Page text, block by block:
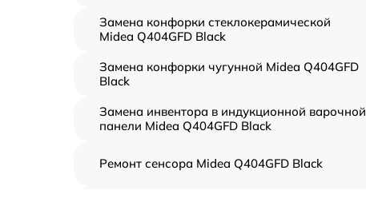
Замена конфорки стеклокерамической
Midea Q404GFD Black
Замена конфорки чугунной Midea Q404GFD
Black
Замена инвентора в индукционной варочной
панели Midea Q404GFD Black
Ремонт сенсора Midea Q404GFD Black